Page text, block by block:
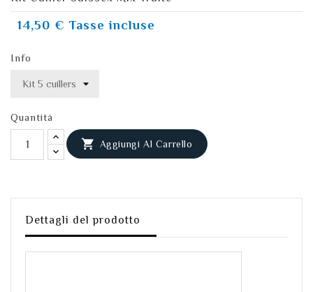
14,50 € Tasse incluse
Info
Quantità
 Aggiungi Al Carrello
Dettagli del prodotto